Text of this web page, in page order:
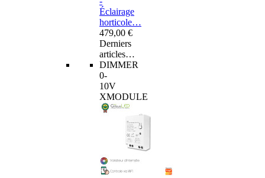
Éclairage
horticole…
479,00 €
Derniers
articles…
DIMMER
0-
10V
XMODULE